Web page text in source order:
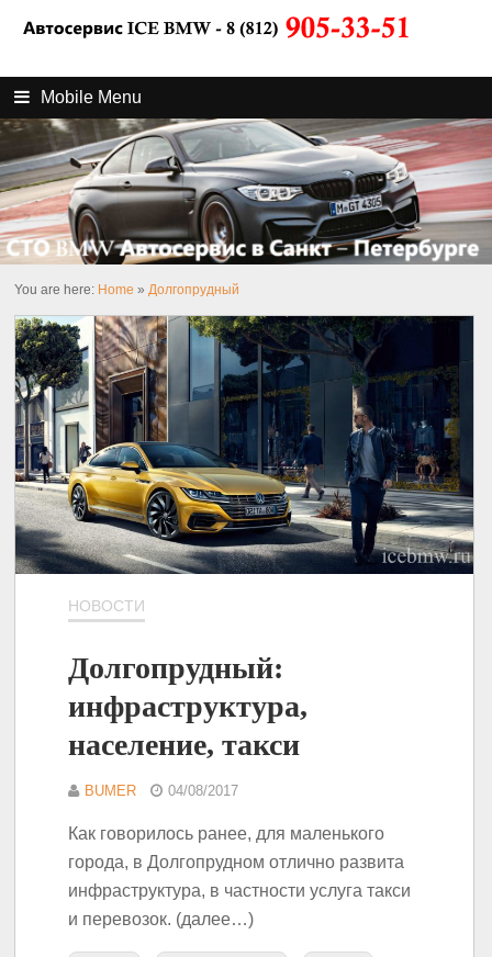
Mobile Menu
You are here: Home »Долгопрудный
НОВОСТИ
Долгопрудный:
инфраструктура,
население, такси
BUMER 04/08/2017
Как говорилось ранее, для маленького
города, в Долгопрудном отлично развита
инфраструктура, в частности услуга такси
и перевозок. (далее…)